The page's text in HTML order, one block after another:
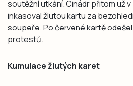
soutěžní utkání. Cinádr přitom už
inkasoval žlutou kartu za
soupeře. Po červené kartě
protestů.
Kumulace žlutých karet